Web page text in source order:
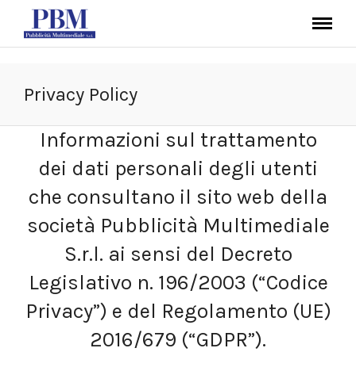
Privacy Policy
Informazioni sul trattamento
dei dati personali degli utenti
che consultano il sito web della
società Pubblicità Multimediale
S.r.l. ai sensi del Decreto
Legislativo n. 196/2003 (“Codice
Privacy”) e del Regolamento (UE)
2016/679 (“GDPR”).